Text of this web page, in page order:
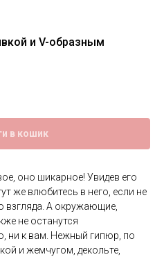
и V-образным
в кошик
оно шикарное! Увидев его
же влюбитесь в него, если не
взгляда. А окружающие,
не останутся
ни к вам. Нежный гипюр, по
и жемчугом, декольте,